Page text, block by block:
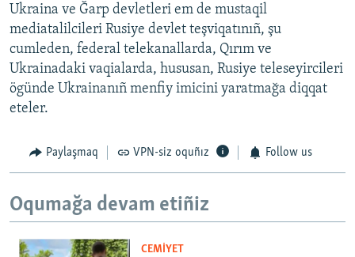
Ukraina ve Ğarp devletleri em de mustaqil
mediatalilcileri Rusiye devlet teşviqatınıñ, şu
cumleden, federal telekanallarda, Qırım ve
Ukrainadaki vaqialarda, hususan, Rusiye teleseyircileri
ögünde Ukrainanıñ menfiy imicini yaratmağa diqqat
eteler.
Paylaşmaq VPN-siz oquñız Follow us
Oqumağa devam etiñiz
CEMİYET